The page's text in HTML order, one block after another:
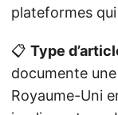
plateformes
📋 Type
documente
Royaume-Uni